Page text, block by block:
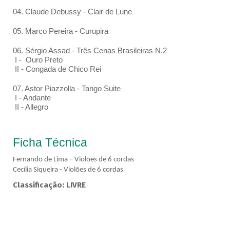
04. Claude Debussy - Clair de Lune
05. Marco Pereira - Curupira
06. Sérgio Assad - Três Cenas Brasileiras N.2
I - Ouro Preto
II - Congada de Chico Rei
07. Astor Piazzolla - Tango Suite
I - Andante
II - Allegro
Ficha Técnica
Fernando de Lima – Violões de 6 cordas
Cecília Siqueira - Violões de 6 cordas
Classificação: LIVRE